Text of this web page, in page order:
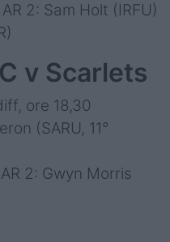
2: Sam Holt (IRFU)
v Scarlets
ore 18,30
(SARU, 11°
2: Gwyn Morris